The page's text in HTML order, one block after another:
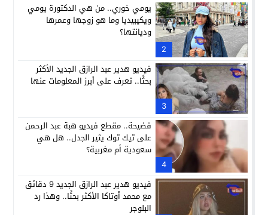
2
يومي خوري.. من هي الدكتورة يومي
ويكيبيديا وما هو زوجها وعمرها
وديانتها؟
3
فيديو هدير عبد الرازق الجديد الأكثر
بحثًا.. تعرف على أبرز المعلومات عنها
4
فضيحة.. مقطع فيديو هبة عبد الرحمن
على تيك توك يثير الجدل.. هل هي
سعودية أم مغربية؟
فيديو هدير عبد الرازق الجديد 9 دقائق
مع محمد أوتاكا الأكثر بحثًا.. وهذا رد
البلوجر